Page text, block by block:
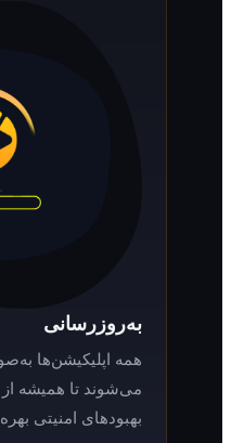
به‌روزرسانی
همه اپلیکیشن‌ها
می‌شوند تا همیشه
بهبودهای امنیتی